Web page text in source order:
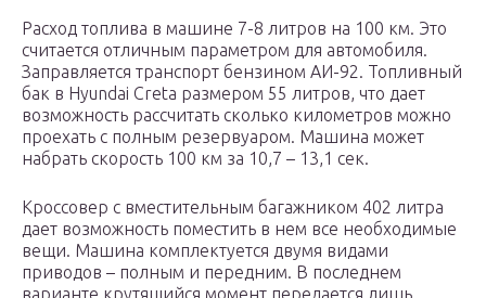
Расход топлива в машине 7-8 литров на 100 км. Это
считается отличным параметром для автомобиля.
Заправляется транспорт бензином АИ-92. Топливный
бак в Hyundai Creta размером 55 литров, что дает
возможность рассчитать сколько километров можно
проехать с полным резервуаром. Машина может
набрать скорость 100 км за 10,7 – 13,1 сек.
Кроссовер с вместительным багажником 402 литра
дает возможность поместить в нем все необходимые
вещи. Машина комплектуется двумя видами
приводов – полным и передним. В последнем
варианте крутящийся момент передается лишь